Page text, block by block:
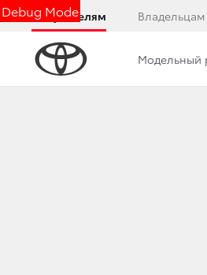
Debug Mode
Покупателям Владельцам
Модельный